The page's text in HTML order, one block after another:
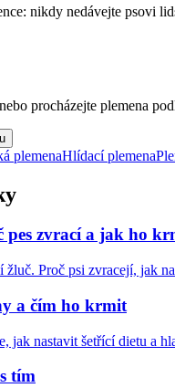
nikdy nedávejte psovi
procházejte plemena
plemenaHlídací plemena
pes zvrací a jak ho
Proč psi zvracejí, jak
a čím ho krmit
jak nastavit šetřící dietu a
tím